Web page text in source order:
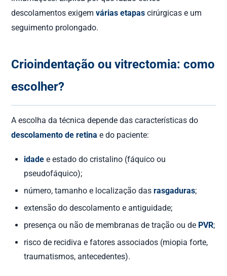
descolamentos exigemvárias etapas cirúrgicas e um
seguimento prolongado.
Crioindentação ou vitrectomia: como
escolher?
A escolha da técnica depende das características do
descolamento de retina e do paciente:
idade e estado do cristalino (fáquico ou
pseudofáquico);
número, tamanho e localização dasrasgaduras;
extensão do descolamento e antiguidade;
presença ou não de membranas de tração ou de PVR;
risco de recidiva e fatores associados (miopia forte,
traumatismos, antecedentes).